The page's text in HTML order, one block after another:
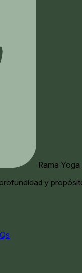
Rama Yoga
y